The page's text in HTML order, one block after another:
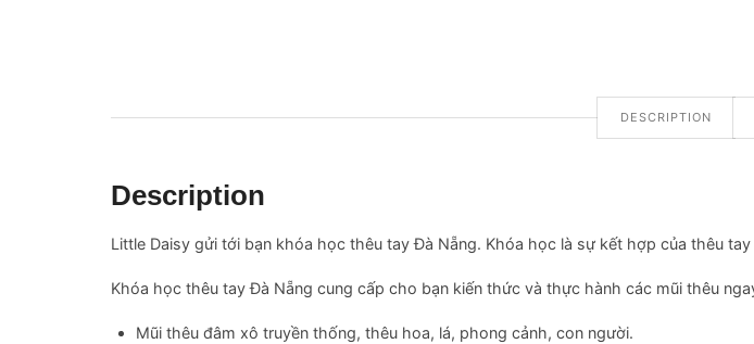
DESCRIPTION
Description
Little Daisy gửi tới bạn khóa học thêu tay Đà Nẵng. Khóa học là sự kết hợp của thêu
Khóa học thêu tay Đà Nẵng cung cấp cho bạn kiến thức và thực hành các mũi thêu
Mũi thêu đâm xô truyền thống, thêu hoa, lá, phong cảnh, con người.